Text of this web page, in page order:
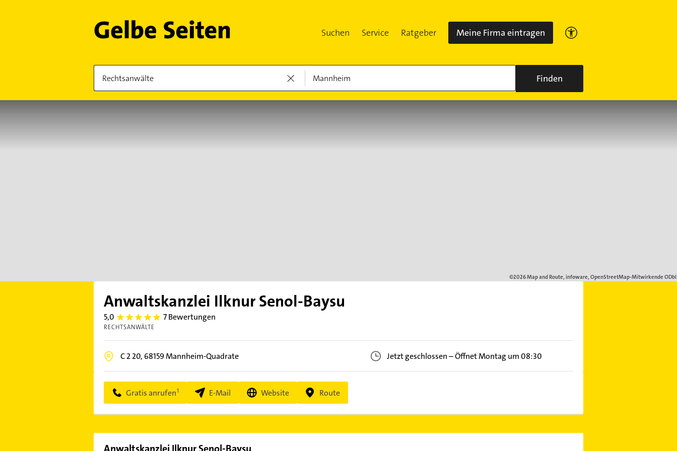
Suchen Service Ratgeber Meine Firma eintragen
Finden
Anwaltskanzlei Ilknur Senol-Baysu
5,0 5.0 7 Bewertungen
RECHTSANWÄLTE
C 2 20, 68159Mannheim-Quadrate Jetzt geschlossen–Öffnet Montag um 08:30
Gratis anrufen E-Mail Website Route